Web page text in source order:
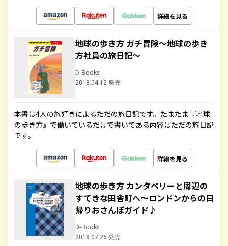
詳細を見る
地球の歩き方 ガチ冒険～地球の歩き
方社員の旅日記～
D-Books
2018.04.12 発売
本書は4人の旅好きによるただの旅日記です。たまたま『地球
の歩き方』で働いているだけで書いてある内容はただの旅日記
です。
詳細を見る
地球の歩き方 カンタベリーと周辺の
すてきな田舎町へ～ロンドンからの日
帰りおさんぽガイド♪
D-Books
2018.07.26 発売